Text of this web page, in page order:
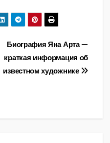
Биография Яна Арта —
краткая информация об
известном художнике